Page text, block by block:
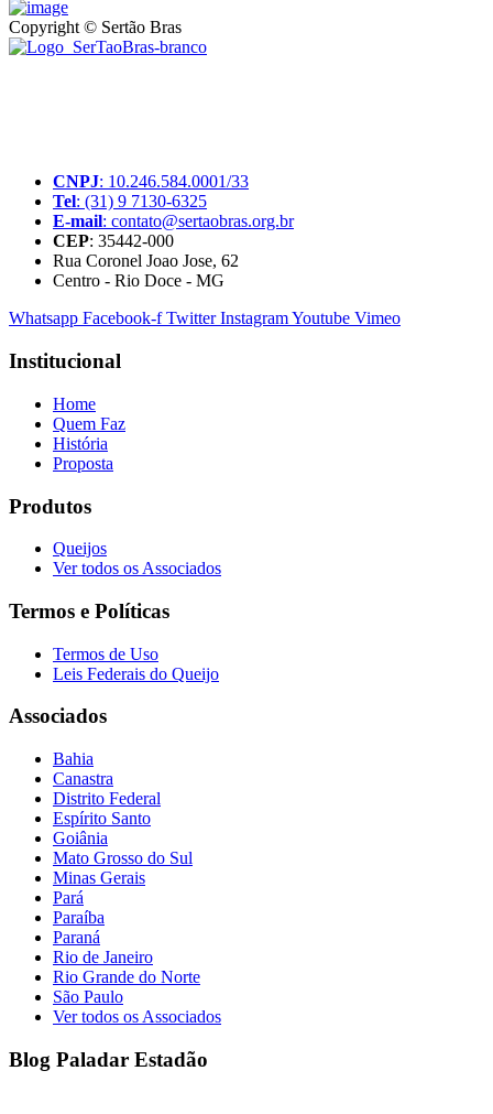
Copyright © Sertão Bras
CNPJ: 10.246.584.0001/33
Tel: (31) 9 7130-6325
E-mail: contato@sertaobras.org.br
CEP: 35442-000
Rua Coronel Joao Jose, 62
Centro - Rio Doce - MG
Whatsapp Facebook-f Twitter InstagramYoutube Vimeo
Institucional
Home
Quem Faz
História
Proposta
Produtos
Queijos
Ver todos os Associados
Termos e Políticas
Termos de Uso
Leis Federais do Queijo
Associados
Bahia
Canastra
Distrito Federal
Espírito Santo
Goiânia
Mato Grosso do Sul
Minas Gerais
Pará
Paraíba
Paraná
Rio de Janeiro
Rio Grande do Norte
São Paulo
Ver todos os Associados
Blog Paladar Estadão